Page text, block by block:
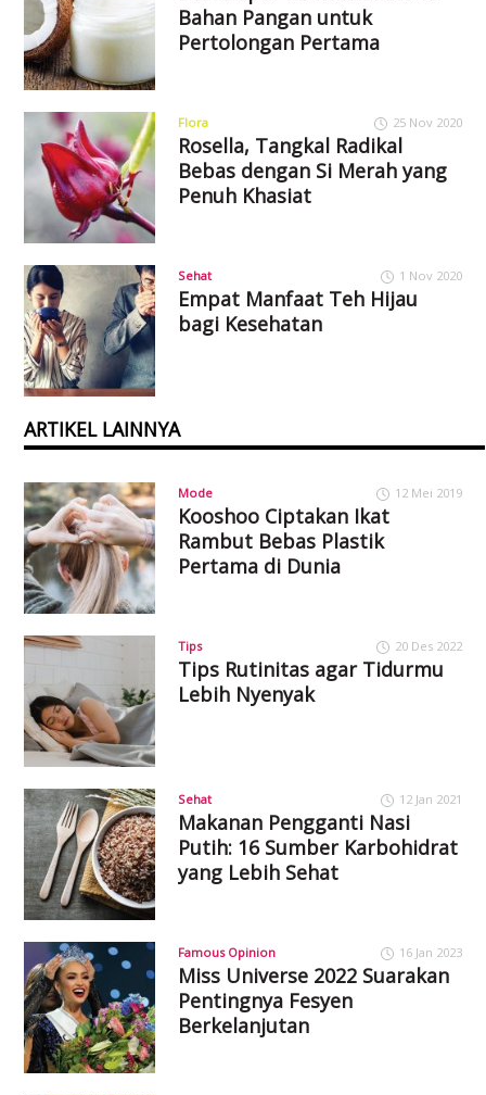
Bahan Pangan untuk
Pertolongan Pertama
Flora 25 Nov 2020
Rosella, Tangkal Radikal
Bebas dengan Si Merah yang
Penuh Khasiat
Sehat 1 Nov 2020
Empat Manfaat Teh Hijau
bagi Kesehatan
ARTIKEL LAINNYA
Mode 12 Mei 2019
Kooshoo Ciptakan Ikat
Rambut Bebas Plastik
Pertama di Dunia
Tips 20 Des 2022
Tips Rutinitas agar Tidurmu
Lebih Nyenyak
Sehat 12 Jan 2021
Makanan Pengganti Nasi
Putih: 16 Sumber Karbohidrat
yang Lebih Sehat
Famous Opinion 16 Jan 2023
Miss Universe 2022 Suarakan
Pentingnya Fesyen
Berkelanjutan